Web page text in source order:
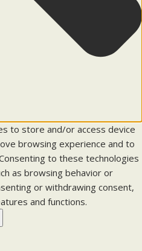
to store and/or access device
browsing experience and to
to these technologies
as browsing behavior or
or withdrawing consent,
and functions.